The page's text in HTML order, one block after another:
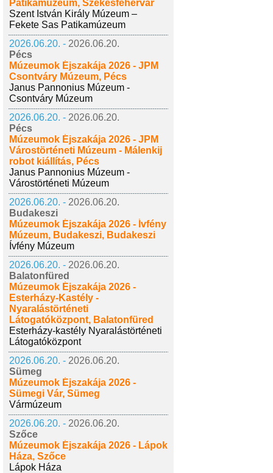
Patikamúzeum, Székesfehérvár
Szent István Király Múzeum –
Fekete Sas Patikamúzeum
2026.06.20. - 2026.06.20.
Pécs
Múzeumok Éjszakája 2026 - JPM
Csontváry Múzeum, Pécs
Janus Pannonius Múzeum -
Csontváry Múzeum
2026.06.20. - 2026.06.20.
Pécs
Múzeumok Éjszakája 2026 - JPM
Várostörténeti Múzeum - Málenkij
robot kiállítás, Pécs
Janus Pannonius Múzeum -
Várostörténeti Múzeum
2026.06.20. - 2026.06.20.
Budakeszi
Múzeumok Éjszakája 2026 - Ívfény
Múzeum, Budakeszi, Budakeszi
Ívfény Múzeum
2026.06.20. - 2026.06.20.
Balatonfüred
Múzeumok Éjszakája 2026 -
Esterházy-Kastély -
Nyaralástörténeti
Látogatóközpont, Balatonfüred
Esterházy-kastély Nyaralástörténeti
Látogatóközpont
2026.06.20. - 2026.06.20.
Sümeg
Múzeumok Éjszakája 2026 -
Sümegi Vár, Sümeg
Vármúzeum
2026.06.20. - 2026.06.20.
Szőce
Múzeumok Éjszakája 2026 - Lápok
Háza, Szőce
Lápok Háza